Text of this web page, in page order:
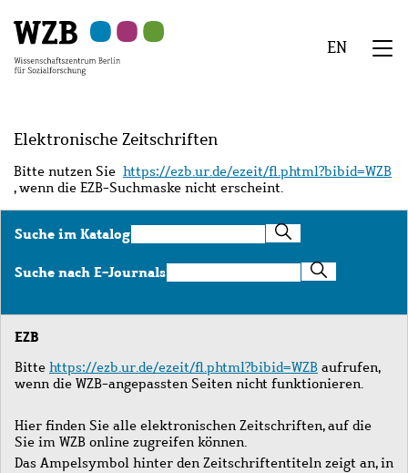
Hauptinhalt
springen
Navigation
springen
Suche
springen
Sekundärnavigation
springen
Fußzeile
springen
EN
Elektronische Zeitschriften
Bitte nutzen Sie https://ezb.ur.de/ezeit/fl.phtml?bibid=WZB
, wenn die EZB-Suchmaske nicht erscheint.
Suche im KatalogSuche
im
Katalog
Suche nach E-JournalsSuche
nach
Journals
EZB
Bitte https://ezb.ur.de/ezeit/fl.phtml?bibid=WZB aufrufen,
wenn die WZB-angepassten Seiten nicht funktionieren.
Hier finden Sie alle elektronischen Zeitschriften, auf die
Sie im WZB online zugreifen können.
Das Ampelsymbol hinter den Zeitschriftentiteln zeigt an, in